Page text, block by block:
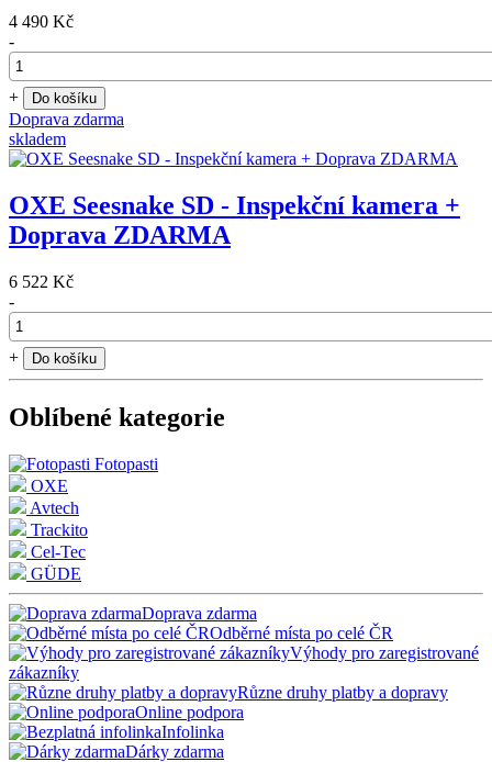
4 490 Kč
-
+ Do košíku
Doprava zdarma
skladem
OXE Seesnake SD - Inspekční kamera +
Doprava ZDARMA
6 522 Kč
-
+ Do košíku
Oblíbené kategorie
Fotopasti
OXE
Avtech
Trackito
Cel-Tec
GÜDE
Doprava zdarma
Odběrné místa po celé ČR
Výhody pro zaregistrované
zákazníky
Různe druhy platby a dopravy
Online podpora
Infolinka
Dárky zdarma